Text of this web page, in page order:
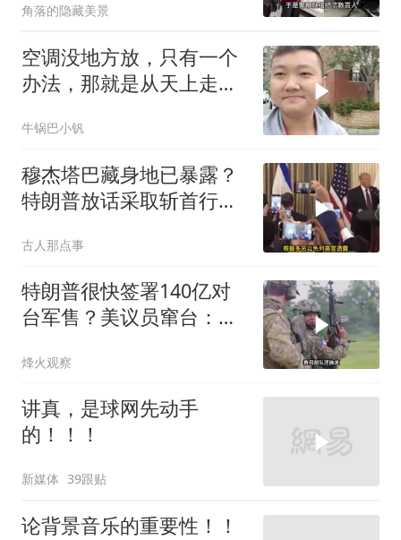
角落的隐藏美景
空调没地方放，只有一个
办法，那就是从天上走，
牛锅巴小钒
穆杰塔巴藏身地已暴露？
特朗普放话采取斩首行
古人那点事
特朗普很快签署140亿对
台军售？美议员窜台：必
烽火观察
讲真，是球网先动手
的！！！
新媒体 39跟贴
论背景音乐的重要性！！